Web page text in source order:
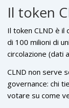
Tutto avviene
codice.
riducendo il
Il token
Il token CLND è
di 100 milioni di
circolazione (dati
probabilmente
contribuiscono al
CLND non serve
governance: chi
votare su come